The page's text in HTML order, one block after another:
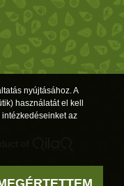
nyújtásához. A
használatát el kell
az